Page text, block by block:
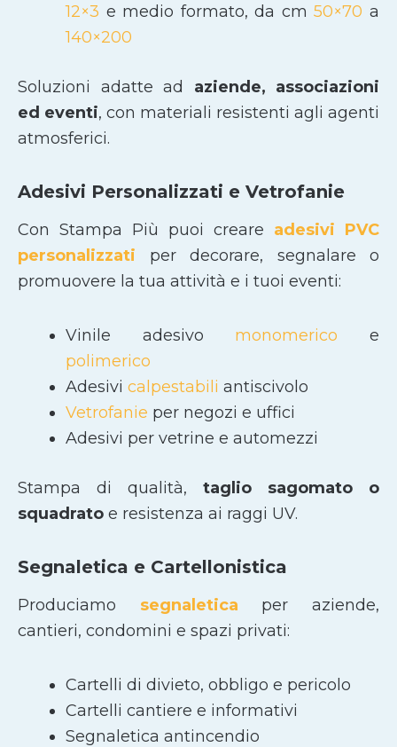
12×3 e medio formato, da cm50×70 a
140×200
Soluzioni adatte ad aziende, associazioni
ed eventi, con materiali resistenti agli agenti
atmosferici.
Adesivi Personalizzati e Vetrofanie
Con Stampa Più puoi creare adesivi PVC
personalizzati per decorare, segnalare o
promuovere la tua attività e i tuoi eventi:
Vinile adesivo monomerico e
polimerico
Adesivi calpestabili antiscivolo
Vetrofanie per negozi e uffici
Adesivi per vetrine e automezzi
Stampa di qualità, taglio sagomato
o
squadrato e resistenza ai raggi UV.
Segnaletica e Cartellonistica
Produciamo segnaletica per aziende,
cantieri, condomini e spazi privati:
Cartelli di divieto, obbligo e pericolo
Cartelli cantiere e informativi
Segnaletica antincendio